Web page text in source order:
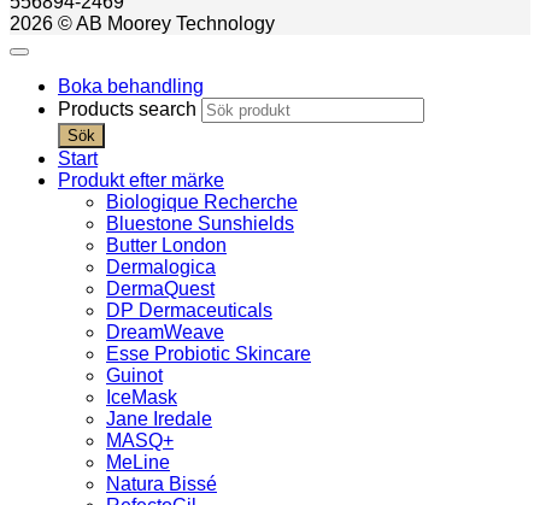
2026 © AB Moorey Technology
Boka behandling
Products search
Sök
Start
Produkt efter märke
Biologique Recherche
Bluestone Sunshields
Butter London
Dermalogica
DermaQuest
DP Dermaceuticals
DreamWeave
Esse Probiotic Skincare
Guinot
IceMask
Jane Iredale
MASQ+
MeLine
Natura Bissé